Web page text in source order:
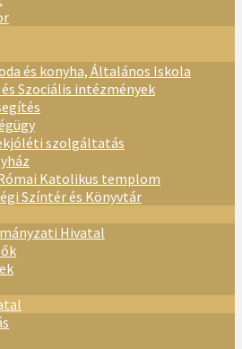
és konyha, Általános Iskola
Szociális intézmények
szolgáltatás
Katolikus templom
Színtér és Könyvtár
Hivatal